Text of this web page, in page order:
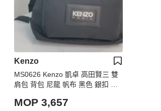
Kenzo
MS0626 Kenzo 凱卓 高田賢三 雙
肩包 背包 尼龍 帆布 黑色 銀扣 Gra
Black x PHW
MOP 3,657